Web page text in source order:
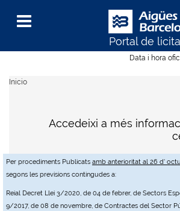
Data i hora
Per procediments Publicats amb anterioritat al 26 d'
segons les previsions contingudes a:
Reial Decret Llei 3/2020, de 04 de febrer, de Sectors
9/2017, de 08 de novembre, de Contractes del Sector
Portal de
Menu
Accedeixi a més
Inicio